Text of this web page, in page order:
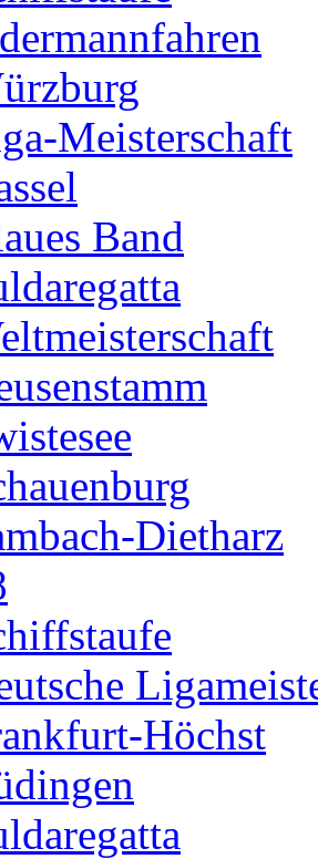
Meisterschaft
Band
Dietharz
Höchst